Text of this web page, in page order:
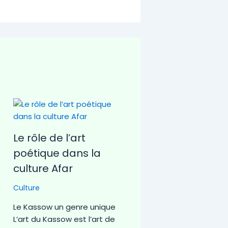
Le rôle de l’art
poétique dans la
culture Afar
Culture
Le Kassow un genre unique
L’art du Kassow est l’art de